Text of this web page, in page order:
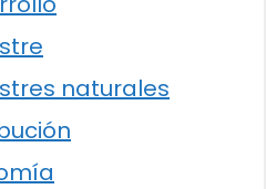
naturales